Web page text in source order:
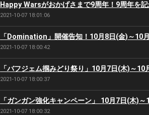
Happy Warsがおかげさまで9周年！9周年を
2021-10-07 18:01:06
「Domination」開催告知！10月8日(金)～10
2021-10-07 18:00:42
「バフジェム掴みどり祭り」10月7日(木)～10
2021-10-07 18:00:37
「ガンガン強化キャンペーン」 10月7日(木)
2021-10-07 18:00:32